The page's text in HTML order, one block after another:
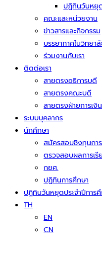
ปฏิทินวันหยุ
คณะและหน่วยงาน
ข่าวสารและกิจกรรม
บรรยากาศในวิทยา
ร่วมงานกับเรา
ติดต่อเรา
สายตรงอธิการบดี
สายตรงคณะบดี
สายตรงฝ่ายการเงิน
ระบบบุคลากร
นักศึกษา
สมัครสอบชิงทุนกา
ตรวจสอบผลการเรี
กยศ.
ปฏิทินการศึกษา
ปฏิทินวันหยุดประจำปีการ
TH
EN
CN